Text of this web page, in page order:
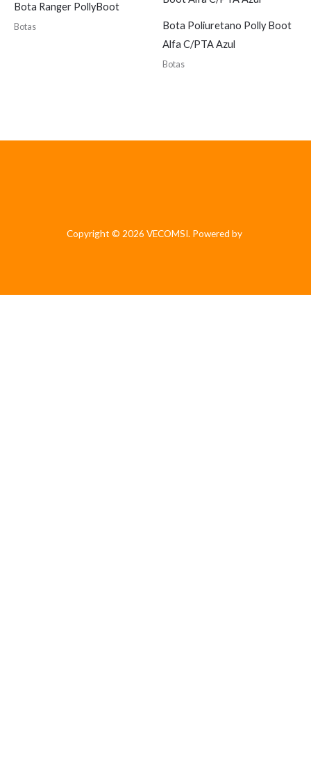
Bota Ranger PollyBoot
Botas
Bota Poliuretano Polly Boot
Alfa C/PTA Azul
Botas
Copyright © 2026 VECOMSI. Powered by